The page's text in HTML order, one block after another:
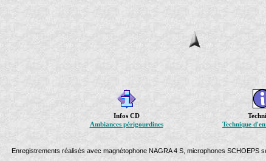
Infos CD
Ambiances périgourdines
Technique
Enregistrements réalisés avec magnétophone NAGRA 4 S, microphones SCHOEPS